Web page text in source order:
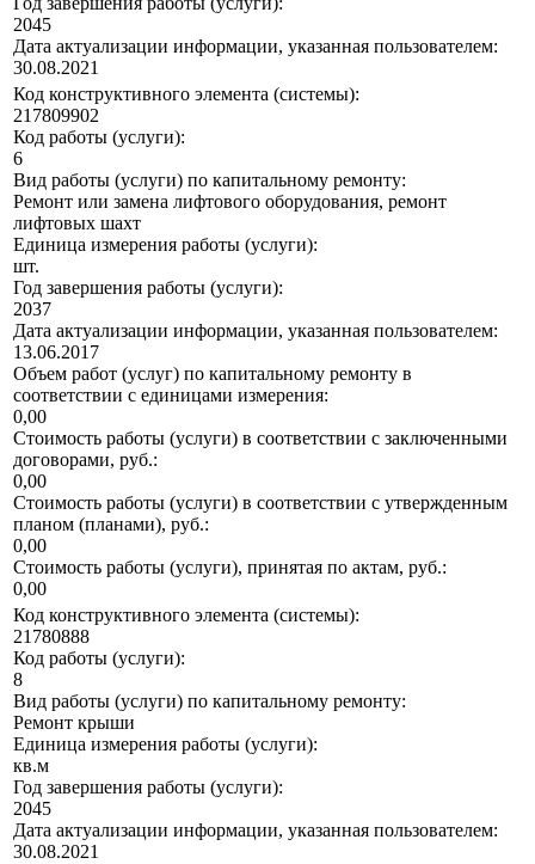
2045
Дата актуализации информации, указанная пользователем:
30.08.2021
Код конструктивного элемента (системы):
217809902
Код работы (услуги):
6
Вид работы (услуги) по капитальному ремонту:
Ремонт или замена лифтового оборудования, ремонт
лифтовых шахт
Единица измерения работы (услуги):
шт.
Год завершения работы (услуги):
2037
Дата актуализации информации, указанная пользователем:
13.06.2017
Объем работ (услуг) по капитальному ремонту в
соответствии с единицами измерения:
0,00
Стоимость работы (услуги) в соответствии с заключенными
договорами, руб.:
0,00
Стоимость работы (услуги) в соответствии с утвержденным
планом (планами), руб.:
0,00
Стоимость работы (услуги), принятая по актам, руб.:
0,00
Код конструктивного элемента (системы):
21780888
Код работы (услуги):
8
Вид работы (услуги) по капитальному ремонту:
Ремонт крыши
Единица измерения работы (услуги):
кв.м
Год завершения работы (услуги):
2045
Дата актуализации информации, указанная пользователем:
30.08.2021